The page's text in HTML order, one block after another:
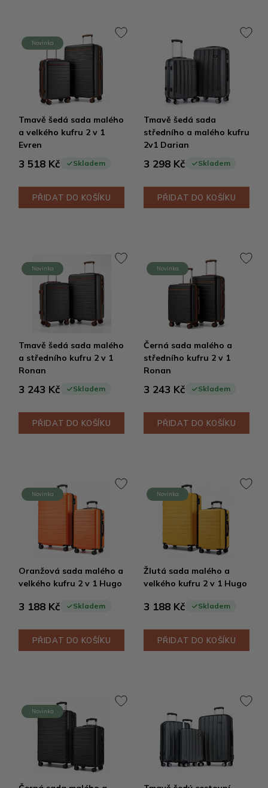
Novinka
Tmavě šedá sada malého
a velkého kufru 2 v 1
Evren
3 518 Kč Skladem
PŘIDAT DO KOŠÍKU
Tmavě šedá sada
středního a malého kufru
2v1 Darian
3 298 Kč Skladem
PŘIDAT DO KOŠÍKU
Novinka
Tmavě šedá sada malého
a středního kufru 2 v 1
Ronan
3 243 Kč Skladem
PŘIDAT DO KOŠÍKU
Novinka
Černá sada malého a
středního kufru 2 v 1
Ronan
3 243 Kč Skladem
PŘIDAT DO KOŠÍKU
Novinka
Oranžová sada malého a
velkého kufru 2 v 1 Hugo
3 188 Kč Skladem
PŘIDAT DO KOŠÍKU
Novinka
Žlutá sada malého a
velkého kufru 2 v 1 Hugo
3 188 Kč Skladem
PŘIDAT DO KOŠÍKU
Novinka